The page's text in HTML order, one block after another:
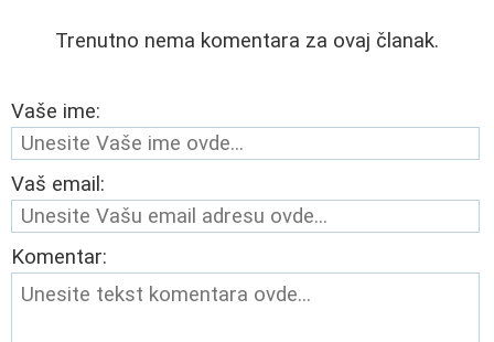
Trenutno nema komentara za ovaj članak.
Vaše ime:
Vaš email:
Komentar: